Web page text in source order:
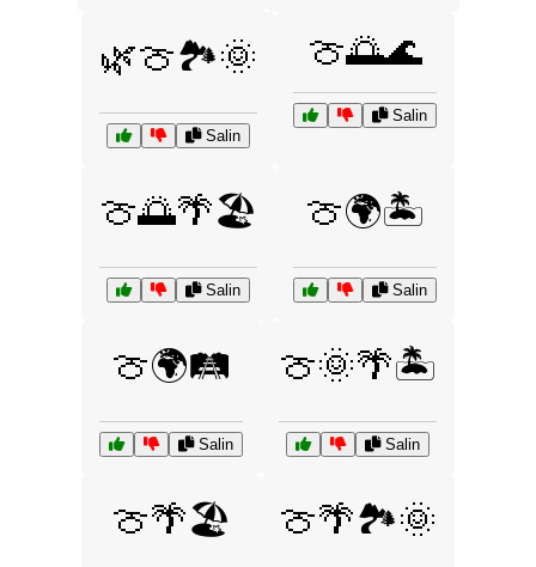
🌿🍈🏞️🌞
Salin
🍈🌅🌊
Salin
🍈🌅🌴🏖️
Salin
🍈🌍🏝️
Salin
🍈🌍🛤️
Salin
🍈🌞🌴🏝️
Salin
🍈🌴🏖️ 🍈🌴🏞️🌞